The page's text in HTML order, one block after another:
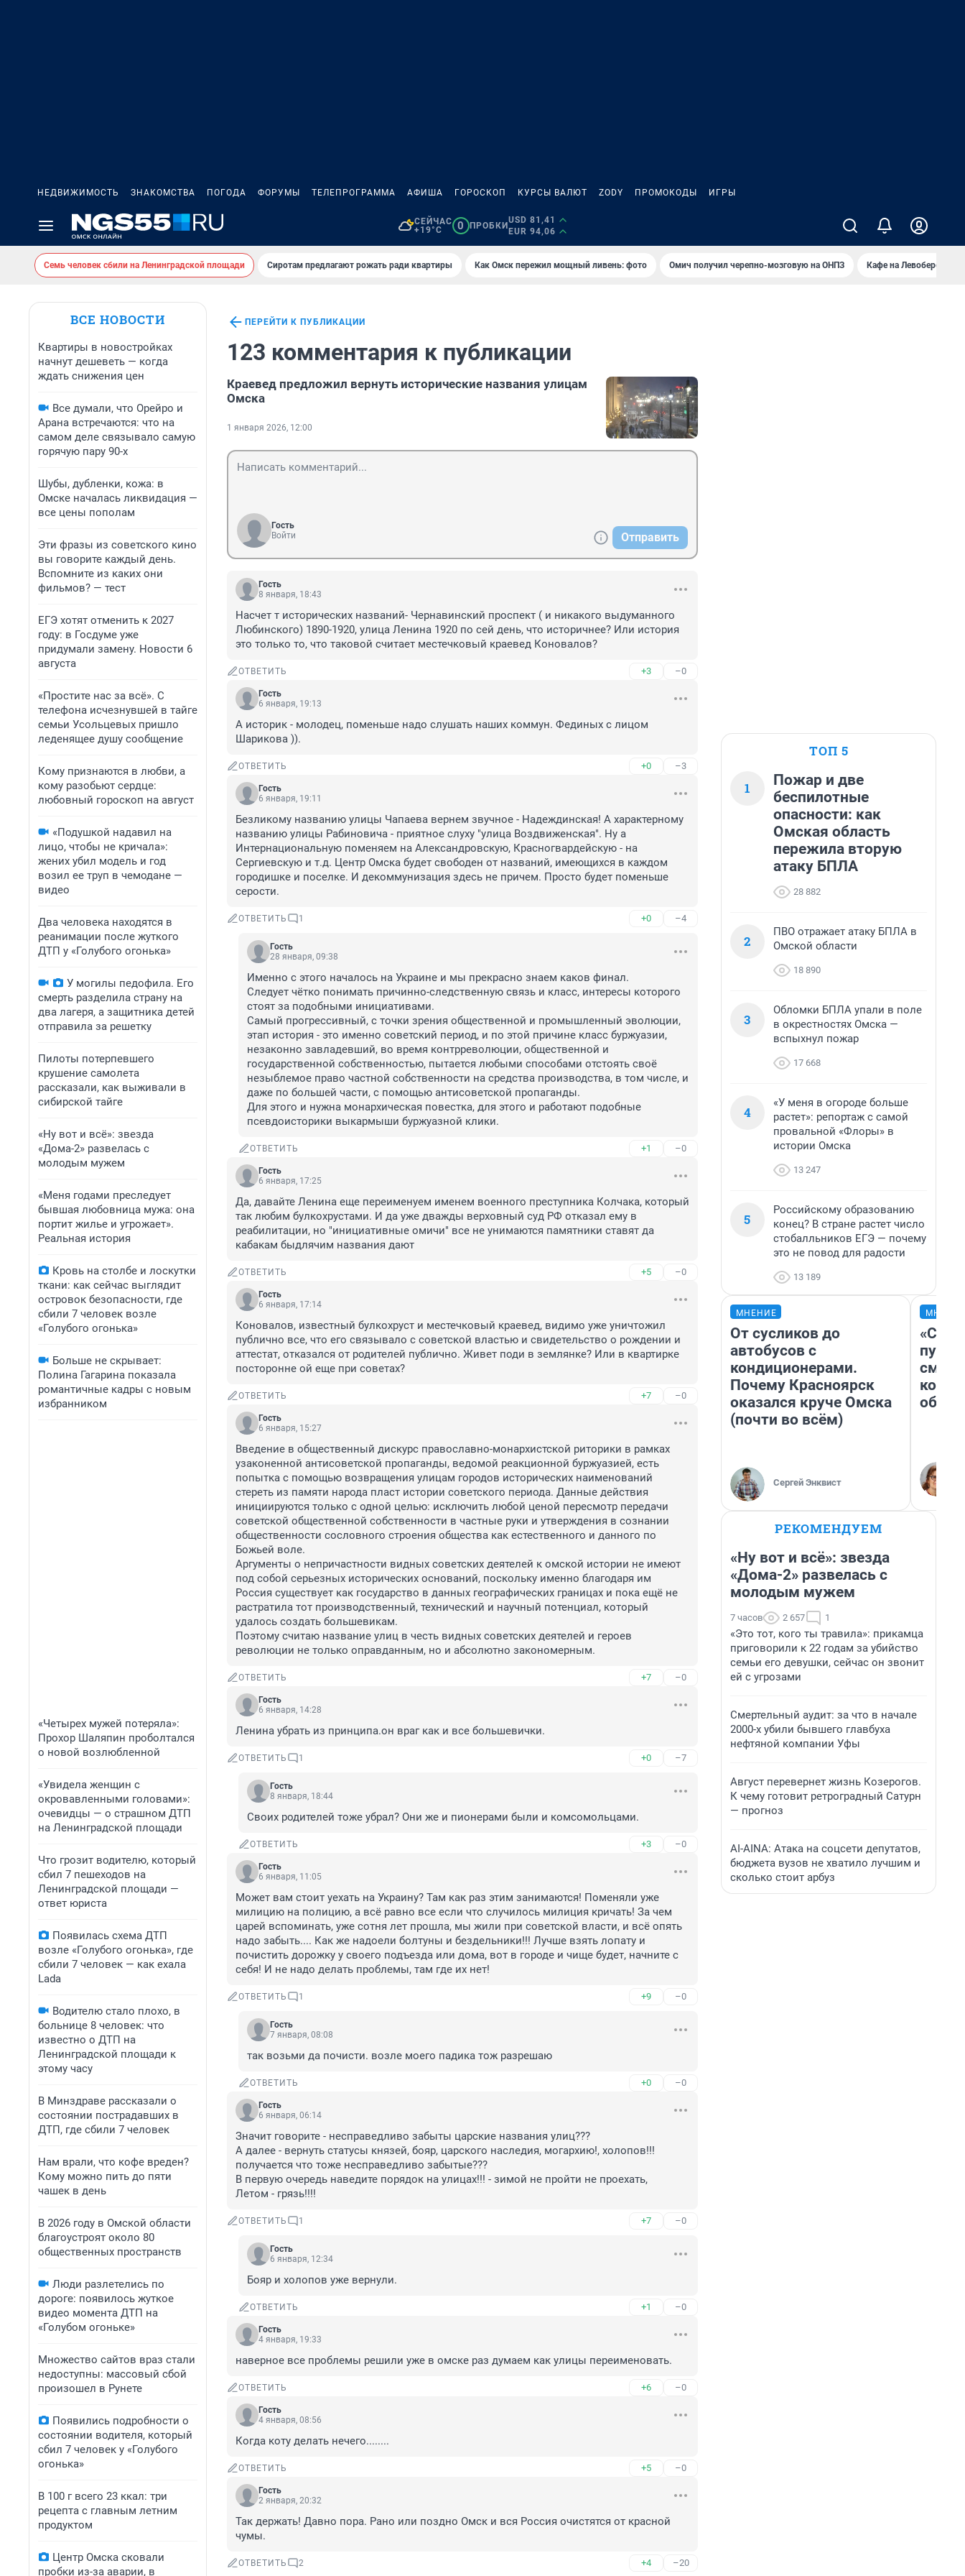
НЕДВИЖИМОСТЬ ЗНАКОМСТВА ПОГОДА ФОРУМЫ ТЕЛЕПРОГРАММА АФИША ГОРОСКОП КУРСЫ ВАЛЮТ ZODY ПРОМОКОДЫ ИГРЫ
СЕЙЧАС
+19°C
0 ПРОБКИ
USD 81,41
EUR 94,06
Семь человек сбили на Ленинградской площади Сиротам предлагают рожать ради квартиры Как Омск пережил мощный ливень: фото Омич получил черепно-мозговую на ОНПЗ Кафе на Левобережье
ВСЕ НОВОСТИ
Квартиры в новостройках
начнут дешеветь — когда
ждать снижения цен
Все думали, что Орейро и
Арана встречаются: что на
самом деле связывало самую
горячую пару 90-х
Шубы, дубленки, кожа: в
Омске началась ликвидация —
все цены пополам
Эти фразы из советского кино
вы говорите каждый день.
Вспомните из каких они
фильмов? — тест
ЕГЭ хотят отменить к 2027
году: в Госдуме уже
придумали замену. Новости 6
августа
«Простите нас за всё». С
телефона исчезнувшей в тайге
семьи Усольцевых пришло
леденящее душу сообщение
Кому признаются в любви, а
кому разобьют сердце:
любовный гороскоп на август
«Подушкой надавил на
лицо, чтобы не кричала»:
жених убил модель и год
возил ее труп в чемодане —
видео
Два человека находятся в
реанимации после жуткого
ДТП у «Голубого огонька»
У могилы педофила. Его
смерть разделила страну на
два лагеря, а защитника детей
отправила за решетку
Пилоты потерпевшего
крушение самолета
рассказали, как выживали в
сибирской тайге
«Ну вот и всё»: звезда
«Дома-2» развелась с
молодым мужем
«Меня годами преследует
бывшая любовница мужа: она
портит жилье и угрожает».
Реальная история
Кровь на столбе и лоскутки
ткани: как сейчас выглядит
островок безопасности, где
сбили 7 человек возле
«Голубого огонька»
Больше не скрывает:
Полина Гагарина показала
романтичные кадры с новым
избранником
«Четырех мужей потеряла»:
Прохор Шаляпин проболтался
о новой возлюбленной
«Увидела женщин с
окровавленными головами»:
очевидцы — о страшном ДТП
на Ленинградской площади
Что грозит водителю, который
сбил 7 пешеходов на
Ленинградской площади —
ответ юриста
Появилась схема ДТП
возле «Голубого огонька», где
сбили 7 человек — как ехала
Lada
Водителю стало плохо, в
больнице 8 человек: что
известно о ДТП на
Ленинградской площади к
этому часу
В Минздраве рассказали о
состоянии пострадавших в
ДТП, где сбили 7 человек
Нам врали, что кофе вреден?
Кому можно пить до пяти
чашек в день
В 2026 году в Омской области
благоустроят около 80
общественных пространств
Люди разлетелись по
дороге: появилось жуткое
видео момента ДТП на
«Голубом огоньке»
Множество сайтов враз стали
недоступны: массовый сбой
произошел в Рунете
Появились подробности о
состоянии водителя, который
сбил 7 человек у «Голубого
огонька»
В 100 г всего 23 ккал: три
рецепта с главным летним
продуктом
Центр Омска сковали
пробки из-за аварии, в
ПЕРЕЙТИ К ПУБЛИКАЦИИ
123 комментария к публикации
Краевед предложил вернуть исторические названия улицам
Омска
1 января 2026, 12:00
Гость
Войти
Отправить
Гость
8 января, 18:43
Насчет т исторических названий- Чернавинский проспект ( и никакого выдуманного
Любинского) 1890-1920, улица Ленина 1920 по сей день, что историчнее? Или история
это только то, что таковой считает местечковый краевед Коновалов?
ОТВЕТИТЬ +3 –0
Гость
6 января, 19:13
А историк - молодец, поменьше надо слушать наших коммун. Фединых с лицом
Шарикова )).
ОТВЕТИТЬ +0 –3
Гость
6 января, 19:11
Безликому названию улицы Чапаева вернем звучное - Надеждинская! А характерному
названию улицы Рабиновича - приятное слуху "улица Воздвиженская". Ну а
Интернациональную поменяем на Александровскую, Красногвардейскую - на
Сергиевскую и т.д. Центр Омска будет свободен от названий, имеющихся в каждом
городишке и поселке. И декоммунизация здесь не причем. Просто будет поменьше
серости.
ОТВЕТИТЬ 1 +0 –4
Гость
28 января, 09:38
Именно с этого началось на Украине и мы прекрасно знаем каков финал.
Следует чётко понимать причинно-следственную связь и класс, интересы которого
стоят за подобными инициативами.
Самый прогрессивный, с точки зрения общественной и промышленный эволюции,
этап история - это именно советский период, и по этой причине класс буржуазии,
незаконно завладевший, во время контрреволюции, общественной и
государственной собственностью, пытается любыми способами отстоять своё
незыблемое право частной собственности на средства производства, в том числе, и
даже по большей части, с помощью антисоветской пропаганды.
Для этого и нужна монархическая повестка, для этого и работают подобные
псевдоисторики выкармыши буржуазной клики.
ОТВЕТИТЬ +1 –0
Гость
6 января, 17:25
Да, давайте Ленина еще переименуем именем военного преступника Колчака, который
так любим булкохрустами. И да уже дважды верховный суд РФ отказал ему в
реабилитации, но "инициативные омичи" все не унимаются памятники ставят да
кабакам быдлячим названия дают
ОТВЕТИТЬ +5 –0
Гость
6 января, 17:14
Коновалов, известный булкохруст и местечковый краевед, видимо уже уничтожил
публично все, что его связывало с советской властью и свидетельство о рождении и
аттестат, отказался от родителей публично. Живет поди в землянке? Или в квартирке
посторонне ой еще при советах?
ОТВЕТИТЬ +7 –0
Гость
6 января, 15:27
Введение в общественный дискурс православно-монархистской риторики в рамках
узаконенной антисоветской пропаганды, ведомой реакционной буржуазией, есть
попытка с помощью возвращения улицам городов исторических наименований
стереть из памяти народа пласт истории советского периода. Данные действия
инициируются только с одной целью: исключить любой ценой пересмотр передачи
советской общественной собственности в частные руки и утверждения в сознании
общественности сословного строения общества как естественного и данного по
Божьей воле.
Аргументы о непричастности видных советских деятелей к омской истории не имеют
под собой серьезных исторических оснований, поскольку именно благодаря им
Россия существует как государство в данных географических границах и пока ещё не
растратила тот производственный, технический и научный потенциал, который
удалось создать большевикам.
Поэтому считаю название улиц в честь видных советских деятелей и героев
революции не только оправданным, но и абсолютно закономерным.
ОТВЕТИТЬ +7 –0
Гость
6 января, 14:28
Ленина убрать из принципа.он враг как и все большевички.
ОТВЕТИТЬ 1 +0 –7
Гость
8 января, 18:44
Своих родителей тоже убрал? Они же и пионерами были и комсомольцами.
ОТВЕТИТЬ +3 –0
Гость
6 января, 11:05
Может вам стоит уехать на Украину? Там как раз этим занимаются! Поменяли уже
милицию на полицию, а всё равно все если что случилось милиция кричать! За чем
царей вспоминать, уже сотня лет прошла, мы жили при советской власти, и всё опять
надо забыть.... Как же надоели болтуны и бездельники!!! Лучше взять лопату и
почистить дорожку у своего подъезда или дома, вот в городе и чище будет, начните с
себя! И не надо делать проблемы, там где их нет!
ОТВЕТИТЬ 1 +9 –0
Гость
7 января, 08:08
так возьми да почисти. возле моего падика тож разрешаю
ОТВЕТИТЬ +0 –0
Гость
6 января, 06:14
Значит говорите - несправедливо забыты царские названия улиц???
А далее - вернуть статусы князей, бояр, царского наследия, могархию!, холопов!!!
получается что тоже несправедливо забытые???
В первую очередь наведите порядок на улицах!!! - зимой не пройти не проехать,
Летом - грязь!!!!
ОТВЕТИТЬ 1 +7 –0
Гость
6 января, 12:34
Бояр и холопов уже вернули.
ОТВЕТИТЬ +1 –0
Гость
4 января, 19:33
наверное все проблемы решили уже в омске раз думаем как улицы переименовать.
ОТВЕТИТЬ +6 –0
Гость
4 января, 08:56
Когда коту делать нечего........
ОТВЕТИТЬ +5 –0
Гость
2 января, 20:32
Так держать! Давно пора. Рано или поздно Омск и вся Россия очистятся от красной
чумы.
ОТВЕТИТЬ 2 +4 –20
ТОП 5
1
Пожар и две
беспилотные
опасности: как
Омская область
пережила вторую
атаку БПЛА
28 882
2
ПВО отражает атаку БПЛА в
Омской области
18 890
3
Обломки БПЛА упали в поле
в окрестностях Омска —
вспыхнул пожар
17 668
4
«У меня в огороде больше
растет»: репортаж с самой
провальной «Флоры» в
истории Омска
13 247
5
Российскому образованию
конец? В стране растет число
стобалльников ЕГЭ — почему
это не повод для радости
13 189
МНЕНИЕ
От сусликов до
автобусов с
кондиционерами.
Почему Красноярск
оказался круче Омска
(почти во всём)
Сергей Энквист
РЕКОМЕНДУЕМ
«Ну вот и всё»: звезда
«Дома-2» развелась с
молодым мужем
7 часов 2 657 1
«Это тот, кого ты травила»: прикамца
приговорили к 22 годам за убийство
семьи его девушки, сейчас он звонит
ей с угрозами
Смертельный аудит: за что в начале
2000-х убили бывшего главбуха
нефтяной компании Уфы
Август перевернет жизнь Козерогов.
К чему готовит ретроградный Сатурн
— прогноз
AI-AINA: Атака на соцсети депутатов,
бюджета вузов не хватило лучшим и
сколько стоит арбуз